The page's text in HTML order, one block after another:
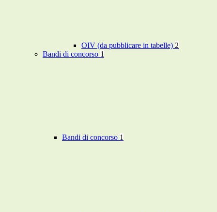
OIV (da pubblicare in tabelle) 2
Bandi di concorso 1
Bandi di concorso 1